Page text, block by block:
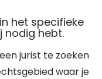
het specifieke
nodig hebt.
jurist te zoeken
waar je